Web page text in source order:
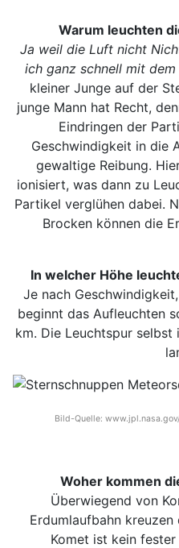
Warum leuchten
Ja weil die Luft nicht
ich ganz schnell mit dem
kleiner Junge auf der
junge Mann hat Recht,
Eindringen der
Geschwindigkeit in die
gewaltige Reibung.
ionisiert, was dann zu
Partikel verglühen dabei.
Brocken können die
In welcher Höhe
Je nach
beginnt das Aufleuchten
km. Die Leuchtspur
Bild-Quelle:
Woher kommen
Überwiegend von
Erdumlaufbahn
Komet ist kein